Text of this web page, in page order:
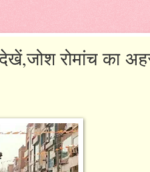
देखें,जोश रोमांच का